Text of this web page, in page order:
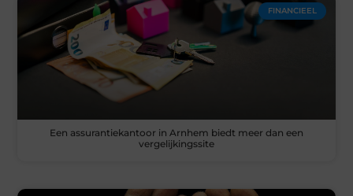
FINANCIEEL
Een assurantiekantoor in Arnhem biedt meer dan een
vergelijkingssite